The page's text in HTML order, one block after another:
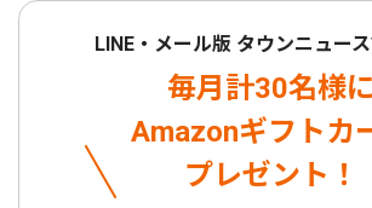
LINE・メール版 タウンニュー
毎月計30名様に
Amazonギフトカ
プレゼント！